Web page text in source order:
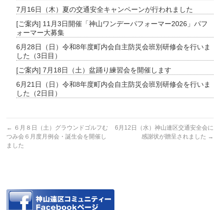
7月16日（木）夏の交通安全キャンペーンが行われました
[ご案内] 11月3日開催「神山ワンデーパフォーマー2026」パフ
ォーマー大募集
6月28日（日）令和8年度町内会自主防災会班別研修会を行いま
した（3日目）
[ご案内] 7月18日（土）盆踊り練習会を開催します
6月21日（日）令和8年度町内会自主防災会班別研修会を行いま
した（2日目）
← ６月８日（土）グラウンドゴルフむ
つみ会６月度月例会・誕生会を開催し
ました
6月12日（水）神山連区交通安全会に
感謝状が贈呈されました →